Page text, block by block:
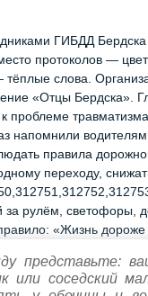
ГИБДД Бердска
протоколов —
тёплые слова.
«Отцы Бердска».
проблеме
напомнили
правила
переходу,
за рулём, светофоры,
«Жизнь дороже
представьте:
или соседский